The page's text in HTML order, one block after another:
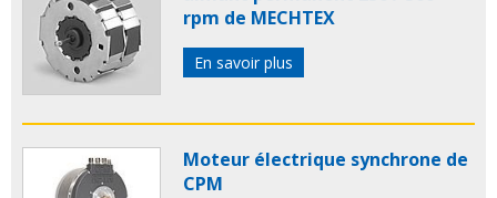
rpm de MECHTEX
En savoir plus
Moteur électrique synchrone de
CPM